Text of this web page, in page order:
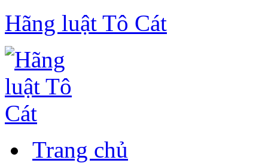
Hãng luật Tô Cát
Trang chủ